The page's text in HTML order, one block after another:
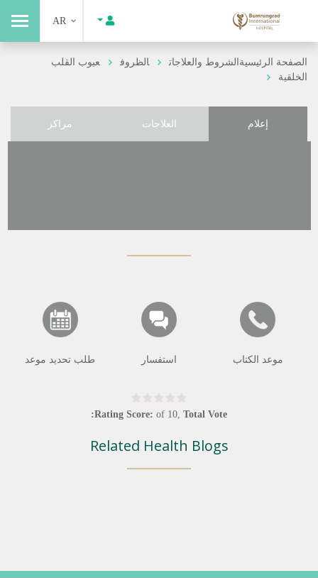
AR
الصفحة الرئيسيةالشروط والعلاجات الظروف
عيوب القلب
الخلقية
إعلام العلاجات مراكز
موعد الكتاب استفسار طلب تحديد موعد
Rating Score: of 10, Total Vote:
Related Health Blogs